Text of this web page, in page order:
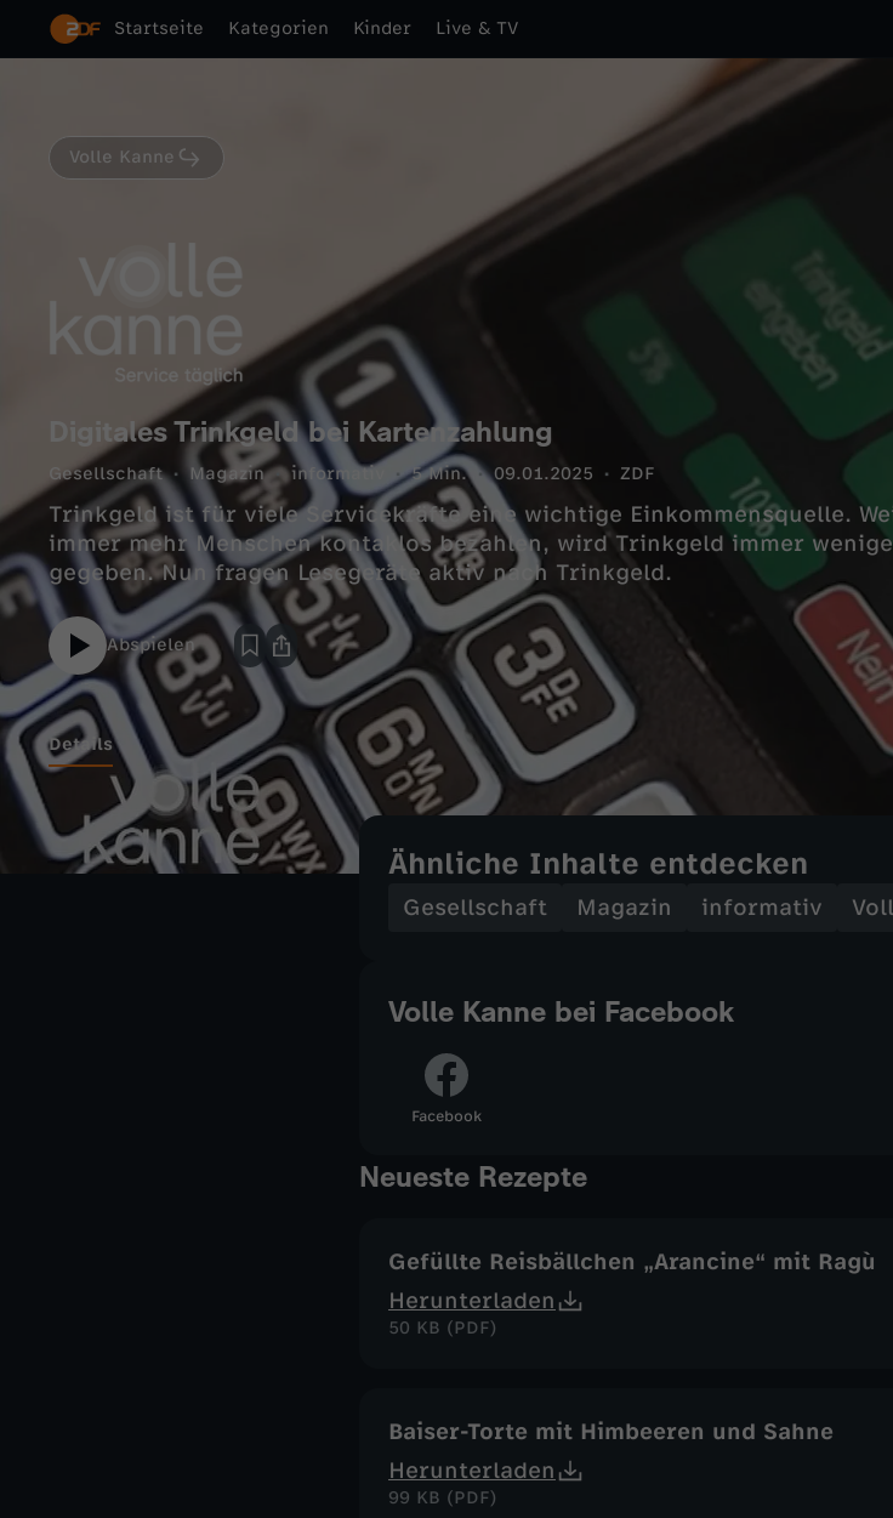
Startseite Kategorien Kinder Live & TV
Volle Kanne
Digitales Trinkgeld bei Kartenzahlung
Gesellschaft Magazin informativ 5 Min. 09.01.2025 ZDF
Trinkgeld ist für viele Servicekräfte eine wichtige Einkommensquelle.
immer mehr Menschen kontaklos bezahlen, wird Trinkgeld immer
gegeben. Nun fragen Lesegeräte aktiv nach Trinkgeld.
Abspielen
Details
Ähnliche Inhalte entdecken
Gesellschaft Magazin informativ
Volle Kanne bei Facebook
Facebook
Neueste Rezepte
Gefüllte Reisbällchen „Arancine“ mit Ragù
Herunterladen
50 KB (PDF)
Baiser-Torte mit Himbeeren und Sahne
Herunterladen
99 KB (PDF)